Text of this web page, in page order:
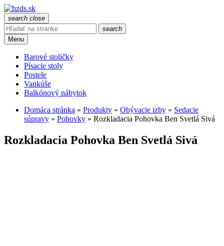
search close
search
Menu
Barové stoličky
Písacie stoly
Postele
Vankúše
Balkónový nábytok
Domáca stránka » Produkty » Obývacie izby » Sedacie
súpravy » Pohovky » Rozkladacia Pohovka Ben Svetlá Sivá
Rozkladacia Pohovka Ben Svetlá Sivá